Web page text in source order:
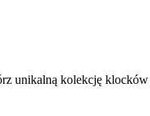
unikalną kolekcję